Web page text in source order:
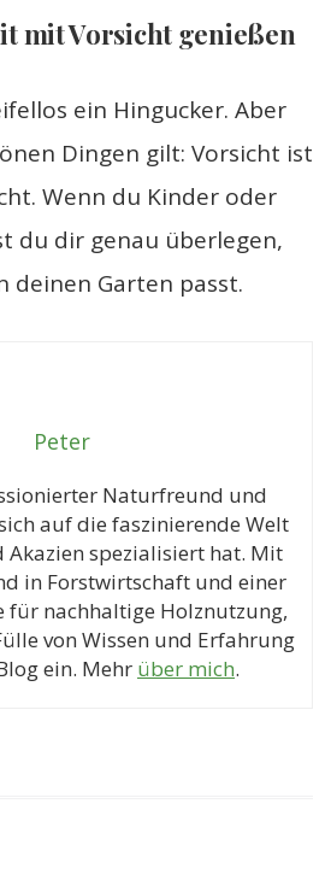
mit Vorsicht genießen
ein Hingucker. Aber
Dingen gilt: Vorsicht ist
Wenn du Kinder oder
du dir genau überlegen,
deinen Garten passt.
Peter
Naturfreund und
auf die faszinierende Welt
Akazien spezialisiert hat. Mit
in Forstwirtschaft und einer
für nachhaltige Holznutzung,
von Wissen und Erfahrung
ein. Mehr über mich.